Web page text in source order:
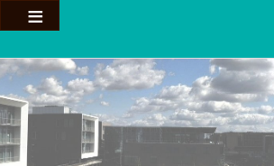
Aller
au
principal